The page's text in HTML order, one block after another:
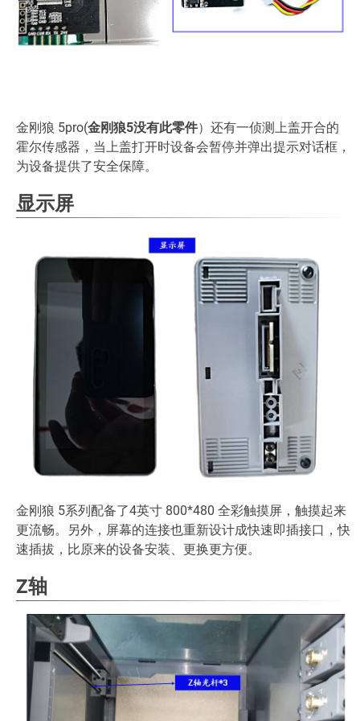
金刚狼 5pro(金刚狼5没有此零件）还有一侦测上盖开合的
霍尔传感器，当上盖打开时设备会暂停并弹出提示对话框，
为设备提供了安全保障。
显示屏
金刚狼 5系列配备了4英寸 800*480 全彩触摸屏，触摸起来
更流畅。另外，屏幕的连接也重新设计成快速即插接口，快
速插拔，比原来的设备安装、更换更方便。
Z轴